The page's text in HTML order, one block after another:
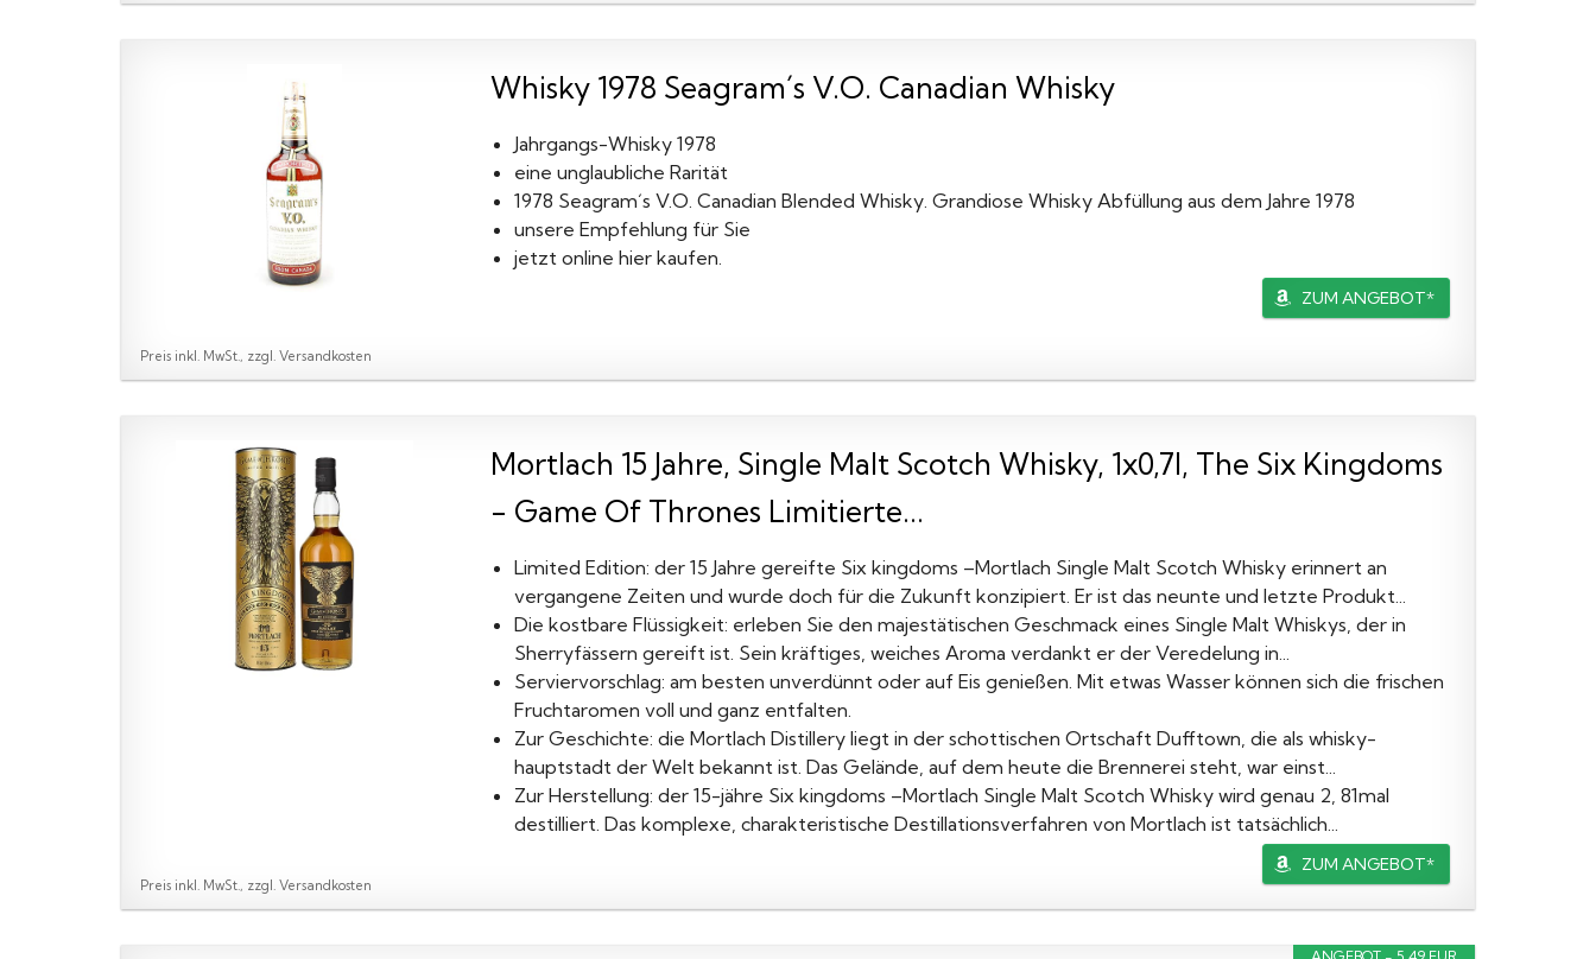
Whisky 1978 Seagram´s V.O. Canadian Whisky
Jahrgangs-Whisky 1978
eine unglaubliche Rarität
1978 Seagram´s V.O. Canadian Blended Whisky. Grandiose Whisky Abfüllung aus dem Jahre 1978
unsere Empfehlung für Sie
jetzt online hier kaufen.
ZUM ANGEBOT*
Preis inkl. MwSt., zzgl. Versandkosten
Mortlach 15 Jahre, Single Malt Scotch Whisky, 1x0,7l, The Six Kingdoms
- Game Of Thrones Limitierte...
Limited Edition: der 15 Jahre gereifte Six kingdoms –Mortlach Single Malt Scotch Whisky erinnert an
vergangene Zeiten und wurde doch für die Zukunft konzipiert. Er ist das neunte und letzte Produkt...
Die kostbare Flüssigkeit: erleben Sie den majestätischen Geschmack eines Single Malt Whiskys, der in
Sherryfässern gereift ist. Sein kräftiges, weiches Aroma verdankt er der Veredelung in...
Serviervorschlag: am besten unverdünnt oder auf Eis genießen. Mit etwas Wasser können sich die frischen
Fruchtaromen voll und ganz entfalten.
Zur Geschichte: die Mortlach Distillery liegt in der schottischen Ortschaft Dufftown, die als whisky-
hauptstadt der Welt bekannt ist. Das Gelände, auf dem heute die Brennerei steht, war einst...
Zur Herstellung: der 15-jähre Six kingdoms –Mortlach Single Malt Scotch Whisky wird genau 2, 81mal
destilliert. Das komplexe, charakteristische Destillationsverfahren von Mortlach ist tatsächlich...
ZUM ANGEBOT*
Preis inkl. MwSt., zzgl. Versandkosten